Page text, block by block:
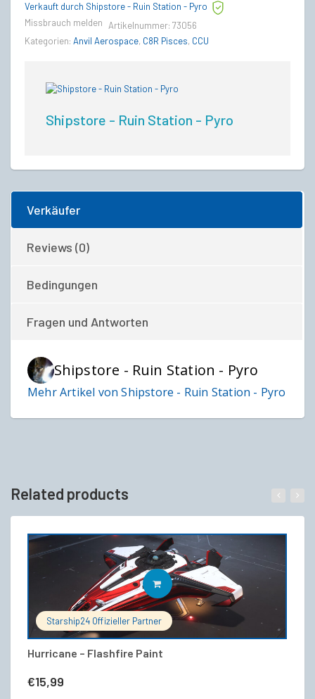
Anvil
C8R
Upgrade
Verkauft durch Shipstore - Ruin Station - Pyro
Missbrauch melden Artikelnummer: 73056
Kategorien: Anvil Aerospace, C8R Pisces, CCU
Shipstore - Ruin Station - Pyro
Verkäufer
Reviews (0)
Bedingungen
Fragen und Antworten
Shipstore - Ruin Station - Pyro
Mehr Artikel von Shipstore - Ruin Station - Pyro
Related products
Starship24 Offizieller Partner
Hurricane – Flashfire Paint
€15,99
IN DEN WARENKORB